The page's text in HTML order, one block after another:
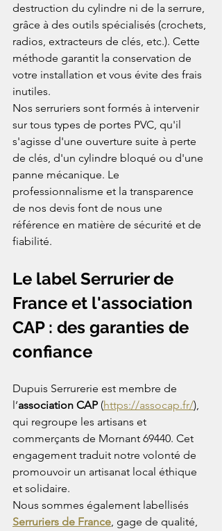
destruction du cylindre ni de la serrure,
grâce à des outils spécialisés (crochets,
radios, extracteurs de clés, etc.). Cette
méthode garantit la conservation de
votre installation et vous évite des frais
inutiles.
Nos serruriers sont formés à intervenir
sur tous types de portes PVC, qu'il
s'agisse d'une ouverture suite à perte
de clés, d'un cylindre bloqué ou d'une
panne mécanique. Le
professionnalisme et la transparence
de nos devis font de nous une
référence en matière de sécurité et de
fiabilité.
Le label Serrurier de
France et l'association
CAP : des garanties de
confiance
Dupuis Serrurerie est membre de
l’association CAP (https://assocap.fr/),
qui regroupe les artisans et
commerçants de Mornant 69440. Cet
engagement traduit notre volonté de
promouvoir un artisanat local éthique
et solidaire.
Nous sommes également labellisés
Serruriers de France, gage de qualité,